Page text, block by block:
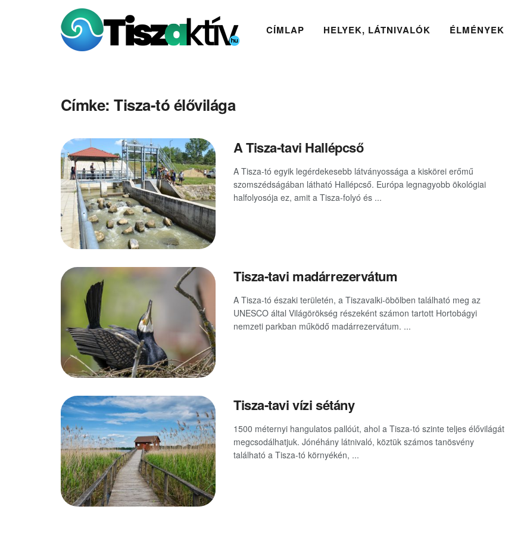
CÍMLAP HELYEK, LÁTNIVALÓK ÉLMÉNYEK
Címke:Tisza-tó élővilága
A Tisza-tavi Hallépcső
A Tisza-tó egyik legérdekesebb látványossága a kiskörei erőmű
szomszédságában látható Hallépcső. Európa legnagyobb ökológiai
halfolyosója ez, amit a Tisza-folyó és ...
Tisza-tavi madárrezervátum
A Tisza-tó északi területén, a Tiszavalki-öbölben található meg az
UNESCO által Világörökség részeként számon tartott Hortobágyi
nemzeti parkban működő madárrezervátum. ...
Tisza-tavi vízi sétány
1500 méternyi hangulatos pallóút, ahol a Tisza-tó szinte teljes élővilágát
megcsodálhatjuk. Jónéhány látnivaló, köztük számos tanösvény
található a Tisza-tó környékén, ...